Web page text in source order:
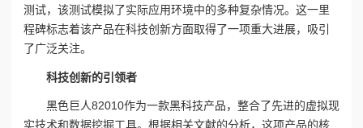
测试，该测试模拟了实际应用环境中的多种复杂情况。这一里
程碑标志着该产品在科技创新方面取得了一项重大进展，吸引
了广泛关注。
科技创新的引领者
黑色巨人82010作为一款黑科技产品，整合了先进的虚拟现
实技术和数据挖掘工具。根据相关文献的分析，这项产品的核